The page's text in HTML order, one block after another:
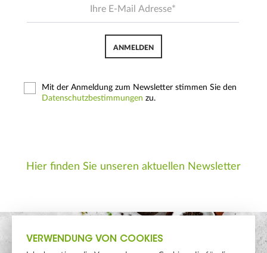
ANMELDEN
Mit der Anmeldung zum Newsletter stimmen Sie den
Datenschutzbestimmungen zu.
Hier finden Sie unseren aktuellen Newsletter
VERWENDUNG VON COOKIES